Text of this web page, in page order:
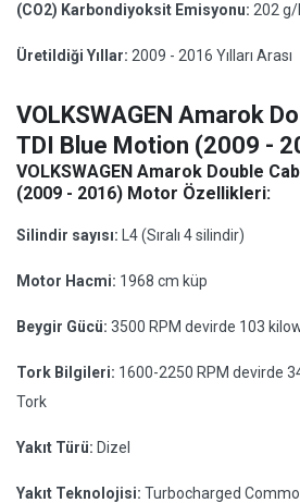
(CO2) Karbondiyoksit Emisyonu: 202
Üretildiği Yıllar: 2009 - 2016 Yılları Arası
VOLKSWAGEN Amarok
TDI Blue Motion (2009 -
VOLKSWAGEN Amarok Double
(2009 - 2016) Motor Özellikleri:
Silindir sayısı: L4 (Sıralı 4 silindir)
Motor Hacmi: 1968 cm küp
Beygir Gücü: 3500 RPM devirde 103
Tork Bilgileri: 1600-2250 RPM devirde
Tork
Yakıt Türü: Dizel
Yakıt Teknolojisi: Turbocharged